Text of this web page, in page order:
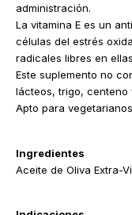
administración.
La vitamina E es un
células del estrés
radicales libres en
Este suplemento no
lácteos, trigo, centeno
Apto para
Ingredientes
Aceite de Oliva Extra-